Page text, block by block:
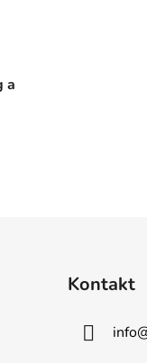
a
Kontakt
info